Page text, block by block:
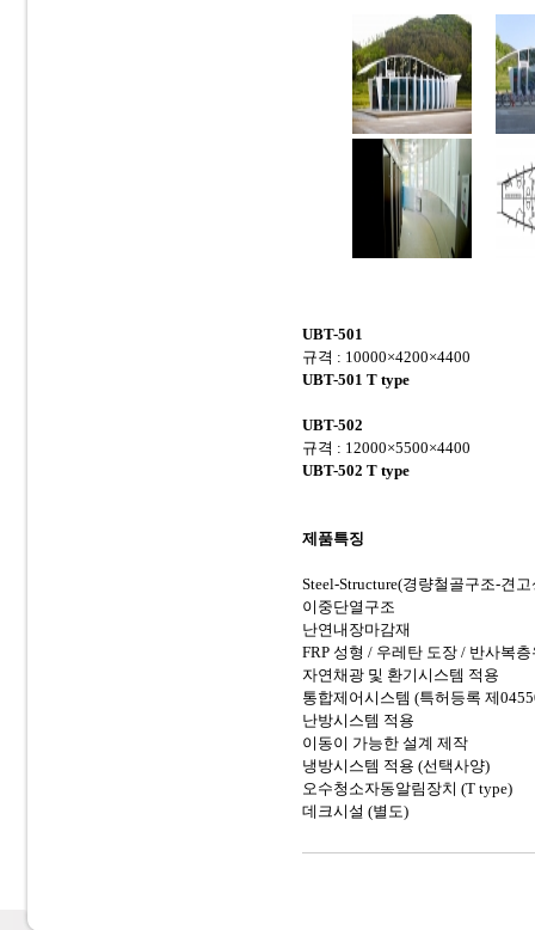
UBT-501
규격 : 10000×4200×4400
UBT-501 T type
UBT-502
규격 : 12000×5500×4400
UBT-502 T type
제품특징
Steel-Structure(경량철골구조-견
이중단열구조
난연내장마감재
FRP 성형 / 우레탄 도장 / 반사복층
자연채광 및 환기시스템 적용
통합제어시스템 (특허등록 제
난방시스템 적용
이동이 가능한 설계 제작
냉방시스템 적용 (선택사양)
오수청소자동알림장치 (T type)
데크시설 (별도)